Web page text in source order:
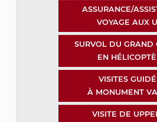
ASSURANCE/
VOYAGE AUX
SURVOL DU GRAND
EN
VISITES
À MONUMENT
VISITE DE